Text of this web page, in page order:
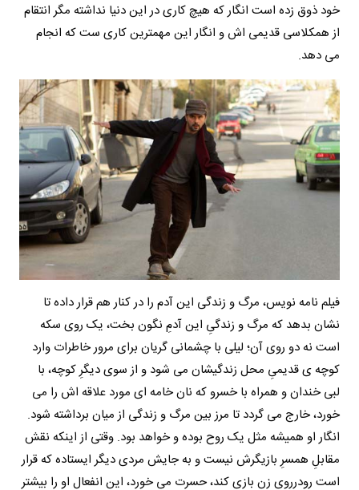
خود ذوق زده است انگار که هیچ کاری در این دنیا نداشته مگر انتقام
از همکلاسی قدیمی اش و انگار این مهمترین کاری ست که انجام
می دهد.
فیلم نامه نویس، مرگ و زندگی این آدم را در کنار هم قرار داده تا
نشان بدهد که مرگ و زندگیِ این آدمِ نگون بخت، یک روی سکه
است نه دو روی آن؛ لیلی با چشمانی گریان برای مرور خاطرات وارد
کوچه ی قدیمیِ محل زندگیشان می شود و از سوی دیگرِ کوچه، با
لبی خندان و همراه با خسرو که نان خامه ای مورد علاقه اش را می
خورد، خارج می گردد تا مرز بین مرگ و زندگی از میان برداشته شود.
انگار او همیشه مثل یک روح بوده و خواهد بود. وقتی از اینکه نقش
مقابلِ همسرِ بازیگرش نیست و به جایش مردی دیگر ایستاده که قرار
است رودرروی زن بازی کند، حسرت می خورد، این انفعالِ او را بیشتر